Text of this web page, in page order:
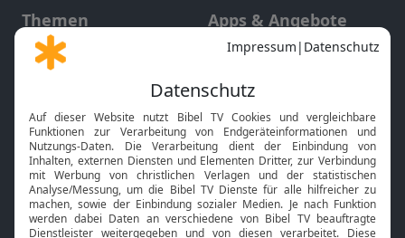
Themen
Gott und Bibel erklärt
Neuigkeiten
Apps & Angebote
Mobile App
Smart TV
HbbTV
Bibelthek Online-Bibel
Nächster Gottesdienst